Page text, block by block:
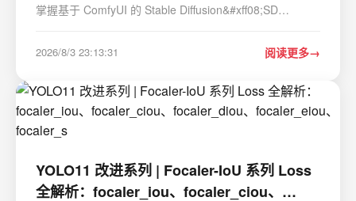
掌握基于 ComfyUI 的 Stable Diffusion&#xff08;SD
正向提示词&#xff08;Prompt&#xff09;与反向提示词
2026/8/3 23:13:31 阅读更多
YOLO11 改进系列 | Focaler-IoU 系列 Loss
全解析：focaler_iou、focaler_ciou、